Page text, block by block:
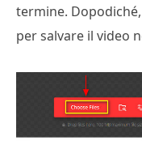
termine.
per salvare il video